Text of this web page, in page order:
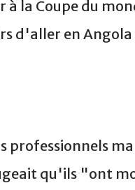
à la Coupe du
d'aller en Angola
professionnels
qu'ils "ont